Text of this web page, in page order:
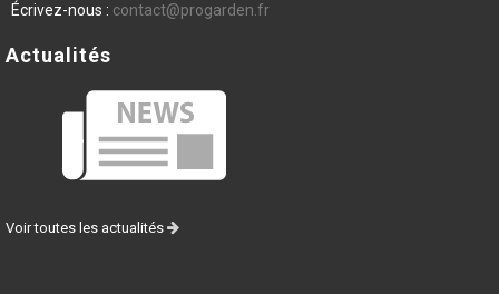
Écrivez-nous : contact@progarden.fr
Actualités
Voir toutes les actualités